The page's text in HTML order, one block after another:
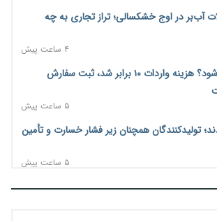
آب‌بر در اوج خشکسالی؛ تراز تجاری به چه
۴ ساعت پیش
موبایل گران می‌شود؟ هزینه واردات ۱۰ برابر شد، ثبت سفارش
۵ ساعت پیش
تولیدکنندگان همچنان زیر فشار خسارت و تأمین
۵ ساعت پیش
سازنده‌های خرد؛ چگونه «عددسازی» بازار